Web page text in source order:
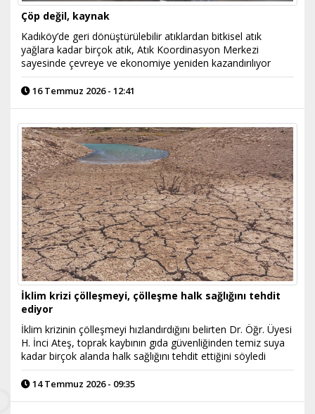
Çöp değil, kaynak
Kadıköy’de geri dönüştürülebilir atıklardan bitkisel atık
yağlara kadar birçok atık, Atık Koordinasyon Merkezi
sayesinde çevreye ve ekonomiye yeniden kazandırılıyor
16 Temmuz 2026 - 12:41
İklim krizi çölleşmeyi, çölleşme halk sağlığını tehdit
ediyor
İklim krizinin çölleşmeyi hızlandırdığını belirten Dr. Öğr. Üyesi
H. İnci Ateş, toprak kaybının gıda güvenliğinden temiz suya
kadar birçok alanda halk sağlığını tehdit ettiğini söyledi
14 Temmuz 2026 - 09:35